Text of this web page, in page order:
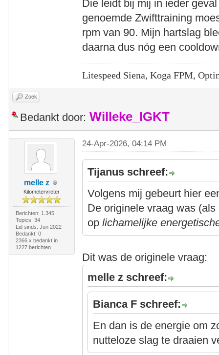
Die leidt bij mij in ieder
genoemde Zwifttraining
rpm van 90. Mijn hartslag
daarna dus nóg een
Litespeed Siena, Koga FPM,
Zoek
Bedankt door: Willeke_IGKT
melle z
Kilometervreter
Berichten: 1.345
Topics: 34
Lid sinds: Jun 2022
Bedankt: 0
2366 x bedankt in
1227 berichten
24-Apr-2026, 04:14 PM
Tijanus schreef:
Volgens mij gebeurt hier
De originele vraag was
oplichamelijke
Dit was de originele vraag:
melle z schreef:
Bianca F schreef:
En dan is de energie om
nutteloze slag te draaien